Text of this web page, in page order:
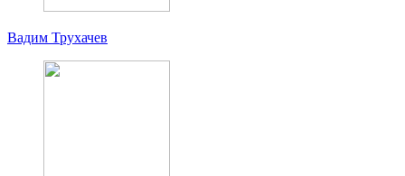
Вадим Трухачев